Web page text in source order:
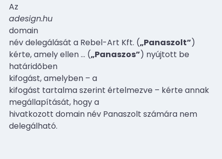
Az
adesign.hu
domain
név delegálását a Rebel-Art Kft. („Panaszolt”)
kérte, amely ellen… („Panaszos”) nyújtott be
határidõben
kifogást, amelyben – a
kifogást tartalma szerint értelmezve – kérte annak
megállapítását, hogy a
hivatkozott domain név Panaszolt számára nem
delegálható.